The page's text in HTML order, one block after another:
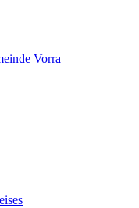
Vorra